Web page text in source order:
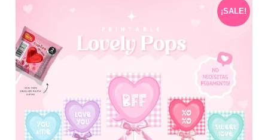
¡SALE!